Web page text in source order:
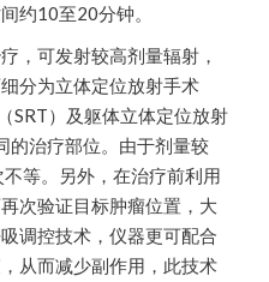
约10至20分钟。
，可发射较高剂量辐射，
分为立体定位放射手术
SRT）及躯体立体定位放射
的治疗部位。由于剂量较
等。另外，在治疗前利用
次验证目标肿瘤位置，大
调控技术，仪器更可配合
从而减少副作用，此技术